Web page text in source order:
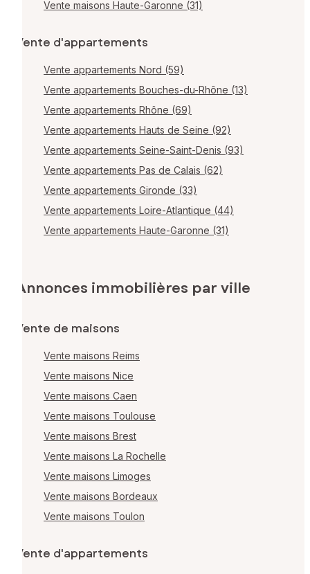
Vente maisons Haute-Garonne (31)
Vente d'appartements
Vente appartements Nord (59)
Vente appartements Bouches-du-Rhône (13)
Vente appartements Rhône (69)
Vente appartements Hauts de Seine (92)
Vente appartements Seine-Saint-Denis (93)
Vente appartements Pas de Calais (62)
Vente appartements Gironde (33)
Vente appartements Loire-Atlantique (44)
Vente appartements Haute-Garonne (31)
Annonces immobilières par ville
Vente de maisons
Vente maisons Reims
Vente maisons Nice
Vente maisons Caen
Vente maisons Toulouse
Vente maisons Brest
Vente maisons La Rochelle
Vente maisons Limoges
Vente maisons Bordeaux
Vente maisons Toulon
Vente d'appartements